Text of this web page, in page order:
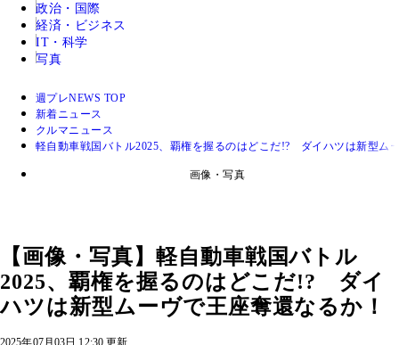
政治・国際
経済・ビジネス
IT・科学
写真
週プレNEWS TOP
新着ニュース
クルマニュース
軽自動車戦国バトル2025、覇権を握るのはどこだ!? ダイハツは新型ム
画像・写真
【画像・写真】軽自動車戦国バトル
2025、覇権を握るのはどこだ!? ダイ
ハツは新型ムーヴで王座奪還なるか！
2025年07月03日 12:30 更新